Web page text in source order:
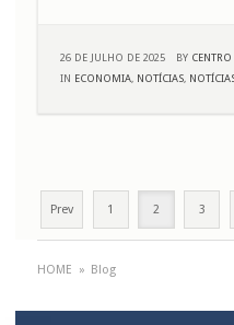
26 DE JULHO DE 2025 BY
IN ECONOMIA NOTÍCIAS
Prev 1 2 3
HOME » Blog